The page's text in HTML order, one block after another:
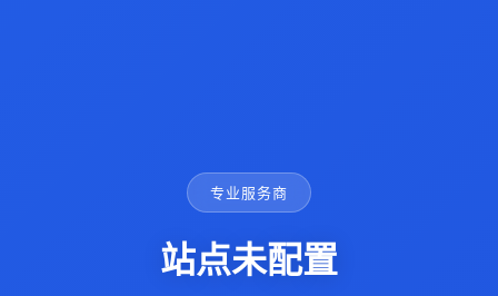
专业服务商
站点未配置